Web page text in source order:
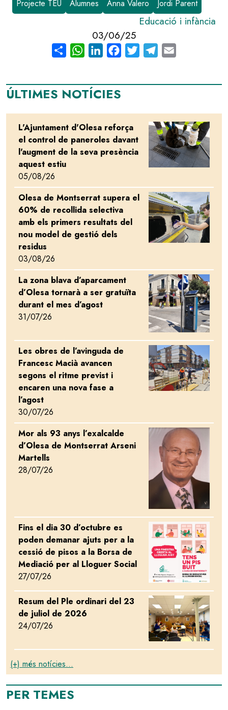
Projecte TEU Alumnes Anna Valero Jordi Parent
Educació i infància
03/06/25
Share WhatsAppLinkedInFacebook
Twitter Telegram
ÚLTIMES NOTÍCIES
L'Ajuntament d'Olesa reforça
el control de paneroles davant
l'augment de la seva presència
aquest estiu
05/08/26
Image
Olesa de Montserrat supera el
60% de recollida selectiva
amb els primers resultats del
nou model de gestió dels
residus
03/08/26
Image
La zona blava d’aparcament
d’Olesa tornarà a ser gratuïta
durant el mes d’agost
31/07/26
Image
Les obres de l’avinguda de
Francesc Macià avancen
segons el ritme previst i
encaren una nova fase a
l’agost
30/07/26
Image
Mor als 93 anys l’exalcalde
d’Olesa de Montserrat Arseni
Martells
28/07/26
Image
Fins el dia 30 d’octubre es
poden demanar ajuts per a la
cessió de pisos a la Borsa de
Mediació per al Lloguer Social
27/07/26
Image
Resum del Ple ordinari del 23
de juliol de 2026
24/07/26
Image
(+) més notícies...
PER TEMES